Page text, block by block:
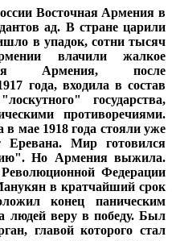
Восточная Армения в
ад. В стране царили
в упадок, сотни тысяч
влачили жалкое
Армения, после
года, входила в состав
государства,
противоречиями.
мае 1918 года стояли уже
Еревана. Мир готовился
Но Армения выжила.
Федерации
в кратчайший срок
конец паническим
людей веру в победу. Был
главой которого стал